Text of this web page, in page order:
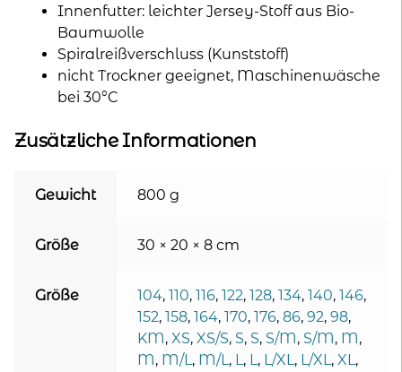
Innenfutter: leichter Jersey-Stoff aus Bio-
Baumwolle
Spiralreißverschluss (Kunststoff)
nicht Trockner geeignet, Maschinenwäsche
bei 30°C
Zusätzliche Informationen
Gewicht 800 g
Größe 30 × 20 × 8 cm
Größe 104, 110, 116, 122, 128, 134, 140, 146,
152, 158, 164, 170, 176, 86, 92, 98,
KM, XS, XS/S, S, S, S/M, S/M, M,
M, M/L, M/L, L, L, L/XL, L/XL, XL,